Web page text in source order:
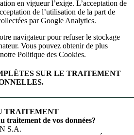
en vigueur l’exige. L’acceptation de
de l’utilisation de la part de
par Google Analytics.
navigateur pour refuser le stockage
Vous pouvez obtenir de plus
Politique des Cookies.
SUR LE TRAITEMENT
TRAITEMENT
traitement de vos données?
S.A.